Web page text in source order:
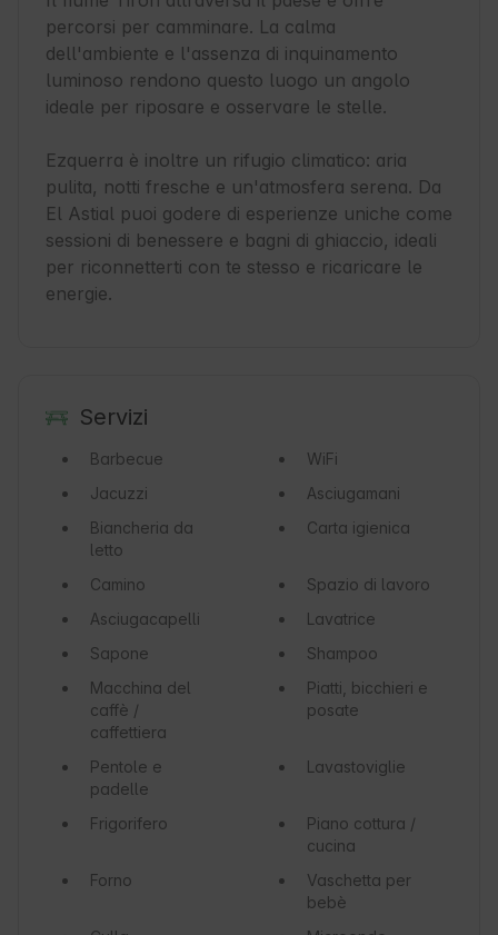
percorsi per camminare. La calma
dell'ambiente e l'assenza di inquinamento
luminoso rendono questo luogo un angolo
ideale per riposare e osservare le stelle.
Ezquerra è inoltre un rifugio climatico: aria
pulita, notti fresche e un'atmosfera serena. Da
El Astial puoi godere di esperienze uniche come
sessioni di benessere e bagni di ghiaccio, ideali
per riconnetterti con te stesso e ricaricare le
energie.
Servizi
Barbecue
WiFi
Jacuzzi
Asciugamani
Biancheria da
letto
Carta igienica
Camino
Spazio di lavoro
Asciugacapelli
Lavatrice
Sapone
Shampoo
Macchina del
caffè /
caffettiera
Piatti, bicchieri e
posate
Pentole e
padelle
Lavastoviglie
Frigorifero
Piano cottura /
cucina
Forno
Vaschetta per
bebè